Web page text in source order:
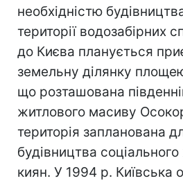
необхідністю
території водозабірних
до Києва планується
земельну ділянку
що розташована
житлового масиву
територія запланована
будівництва
киян. У 1994 р. Київська